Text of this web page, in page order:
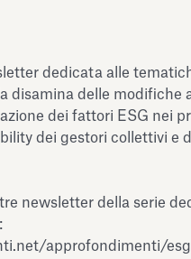
dedicata alle
disamina delle modifiche
dei fattori ESG nei
dei gestori collettivi e
newsletter della serie
approfondimenti/